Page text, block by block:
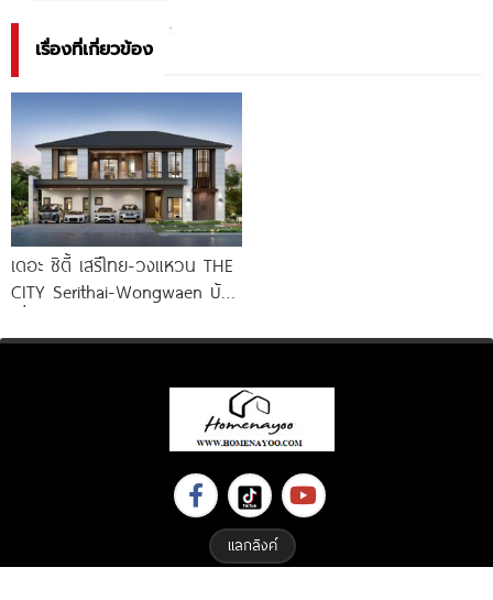
เรื่องที่เกี่ยวข้อง
เดอะ ซิตี้ เสรีไทย-วงแหวน THE
CITY Serithai-Wongwaen บ้าน
แลกลิงค์